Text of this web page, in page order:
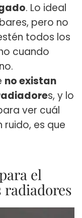
. Lo ideal
pero no
todos los
cuando
no existan
s, y lo
ver cuál
ruido, es que
el